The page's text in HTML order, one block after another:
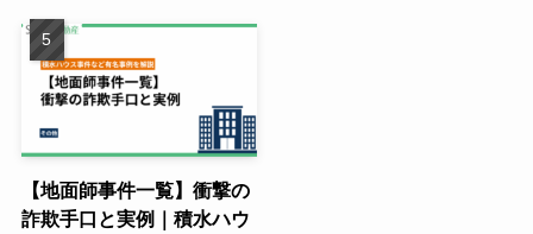
【地面師事件一覧】衝撃の
詐欺手口と実例｜積水ハウ